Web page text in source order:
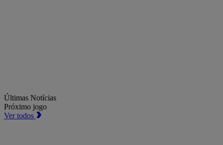
Últimas Notícias
Próximo jogo
Ver todos